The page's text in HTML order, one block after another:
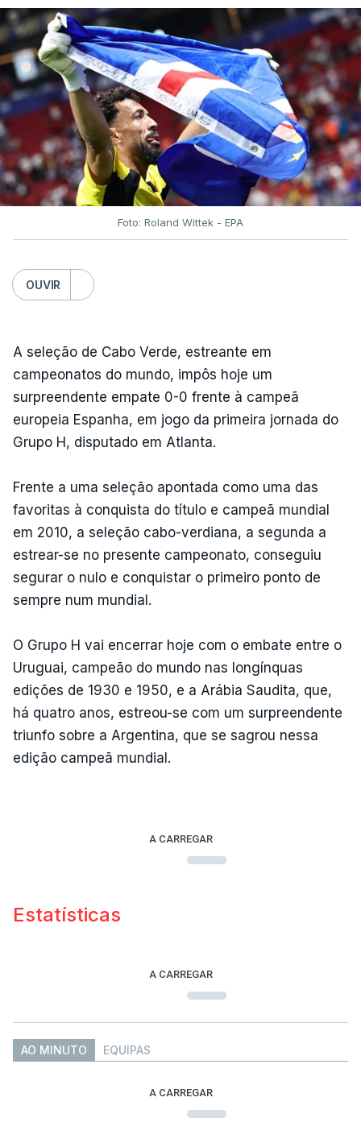
Foto: Roland Wittek - EPA
OUVIR
A seleção de Cabo Verde, estreante em
campeonatos do mundo, impôs hoje um
surpreendente empate 0-0 frente à campeã
europeia Espanha, em jogo da primeira jornada do
Grupo H, disputado em Atlanta.
Frente a uma seleção apontada como uma das
favoritas à conquista do título e campeã mundial
em 2010, a seleção cabo-verdiana, a segunda a
estrear-se no presente campeonato, conseguiu
segurar o nulo e conquistar o primeiro ponto de
sempre num mundial.
O Grupo H vai encerrar hoje com o embate entre o
Uruguai, campeão do mundo nas longínquas
edições de 1930 e 1950, e a Arábia Saudita, que,
há quatro anos, estreou-se com um surpreendente
triunfo sobre a Argentina, que se sagrou nessa
edição campeã mundial.
A CARREGAR
Estatísticas
A CARREGAR
AO MINUTO EQUIPAS
A CARREGAR